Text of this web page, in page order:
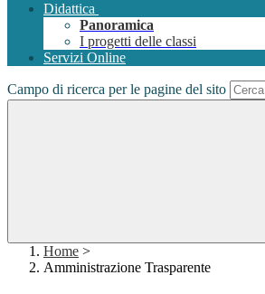
Didattica
Panoramica
I progetti delle classi
Servizi Online
Campo di ricerca per le pagine del sito
Home >
Amministrazione Trasparente